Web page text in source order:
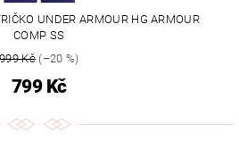
UNDER ARMOUR HG ARMOUR
COMP SS
999 Kč(–20 %)
799 Kč